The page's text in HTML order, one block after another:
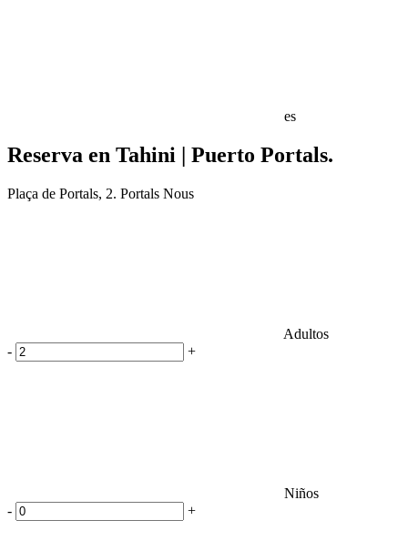
es
Reserva en Tahini | Puerto Portals.
Plaça de Portals, 2. Portals Nous
Adultos
-
+
Niños
-
+